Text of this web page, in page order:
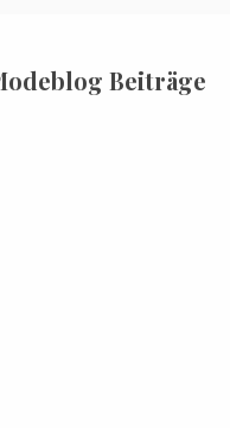
Beiträge